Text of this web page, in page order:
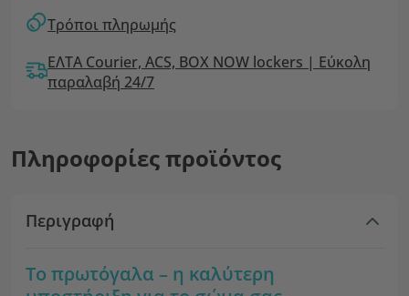
Τρόποι πληρωμής
ΕΛΤΑ Courier, ACS, BOX NOW lockers | Εύκολη
παραλαβή 24/7
Πληροφορίες προϊόντος
Περιγραφή
Το πρωτόγαλα – η καλύτερη